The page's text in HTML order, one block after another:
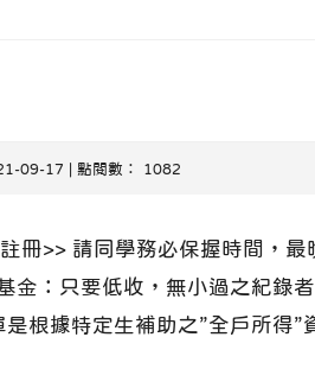
09-17 | 點閱數： 1082
冊>> 請同學務必保握時間，
金：只要低收，無小過之紀
是根據特定生補助之”全戶所得